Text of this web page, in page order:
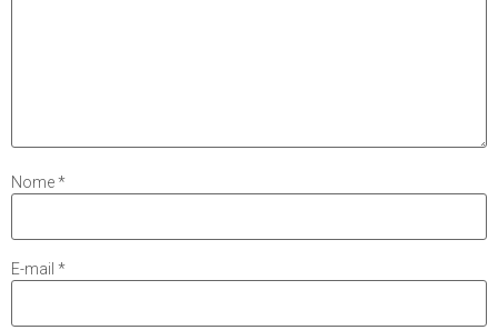
Nome*
E-mail *